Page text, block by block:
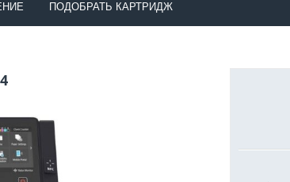
ПОДОБРАТЬ КАРТРИДЖ